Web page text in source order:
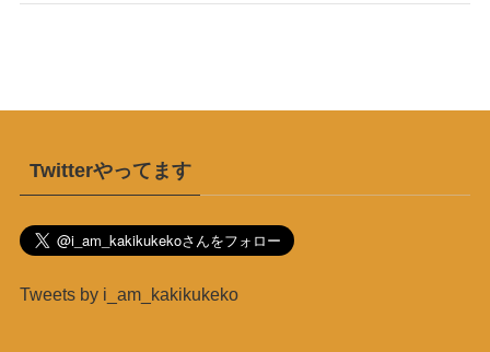
Twitterやってます
Tweets by i_am_kakikukeko